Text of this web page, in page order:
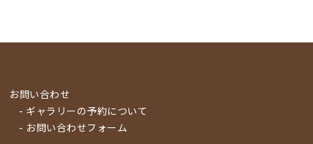
お問い合わせ
- ギャラリーの予約について
- お問い合わせフォーム